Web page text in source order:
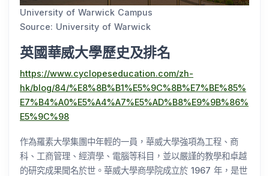
University of Warwick Campus
Source: University of Warwick
英國華威大學歷史及排名
https://www.cyclopeseducation.com/zh-
hk/blog/84/%E8%8B%B1%E5%9C%8B%E7%BE%85%
E7%B4%A0%E5%A4%A7%E5%AD%B8%E9%9B%86%
E5%9C%98
作為羅素大學集團中年輕的一員，華威大學強項為工程、商
科、工商管理、經濟學、電腦等科目，並以嚴謹的教學和卓越
的研究成果聞名於世。華威大學商學院成立於 1967 年，是世